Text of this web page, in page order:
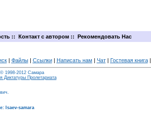
:: Контакт с автором :: Рекомендовать Нас
| Файлы| Ссылки| Написать нам | Чат| Гостевая книга|
© 1998-2012 Самара
Диктатуры Пролетариата
Isaev-samara